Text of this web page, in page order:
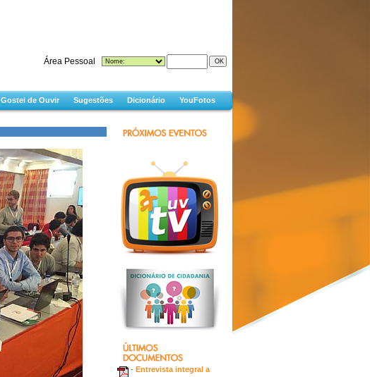
Área Pessoal
Gostei de Ouvir Sugestões Dicionário YouFotos
- Entrevista integral a